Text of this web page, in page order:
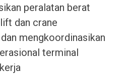
peralatan berat
dan crane
mengkoordinasikan
terminal